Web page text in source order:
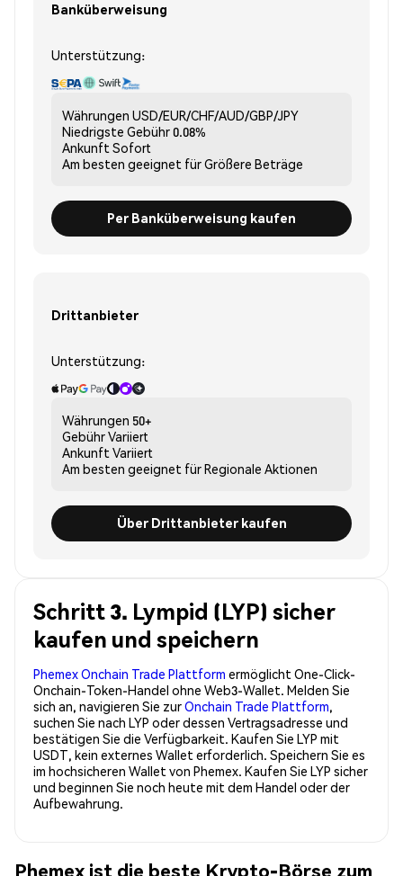
Banküberweisung
Unterstützung:
Währungen USD/EUR/CHF/AUD/GBP/JPY
Niedrigste Gebühr0.08%
Ankunft Sofort
Am besten geeignet fürGrößere Beträge
Per Banküberweisung kaufen
Drittanbieter
Unterstützung:
Währungen 50+
GebührVariiert
Ankunft Variiert
Am besten geeignet fürRegionale Aktionen
Über Drittanbieter kaufen
Schritt 3. Lympid (LYP) sicher
kaufen und speichern
Phemex Onchain Trade Plattform ermöglicht One-Click-
Onchain-Token-Handel ohne Web3-Wallet. Melden Sie
sich an, navigieren Sie zurOnchain Trade Plattform,
suchen Sie nach LYP oder dessen Vertragsadresse und
bestätigen Sie die Verfügbarkeit. Kaufen Sie LYP mit
USDT, kein externes Wallet erforderlich. Speichern Sie es
im hochsicheren Wallet von Phemex. Kaufen Sie LYP sicher
und beginnen Sie noch heute mit dem Handel oder der
Aufbewahrung.
Phemex ist die beste Krypto-Börse zum